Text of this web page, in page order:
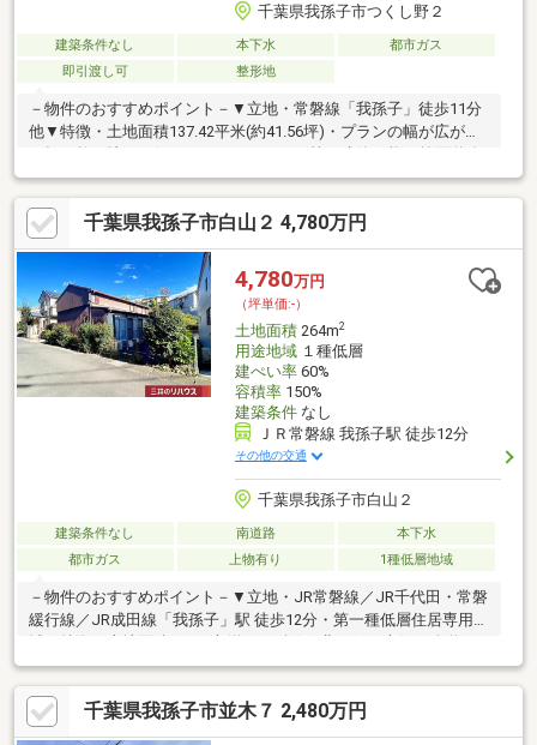
千葉県我孫子市つくし野２
建築条件なし 本下水
都市ガス
即引渡し可
整形地
－物件のおすすめポイント－▼立地・常磐線「我孫子」徒歩11分
他▼特徴・土地面積137.42平米(約41.56坪)・プランの幅が広がる
は南西側幅員約5.0mの公道・間口が約11.9mと広く、複数台分の
駐車スペースを検討可能▼周辺環境・イトーヨーカドー我孫子店
徒歩4分(約250m)・我孫子市立根戸小学校 徒歩9分(約690m)※小・
中学校の距離は通学路を利用した距離と異なる場合があります■
ご希望の住まい探しをお手伝いします ━━━━━・・・物件の詳
細・ご相談はお気軽にお問い合わせください。
千葉県我孫子市白山２ 4,780万円
4,780万円
（坪単価:-）
土地面積264m2
用途地域１種低層
建ぺい率60%
容積率150%
建築条件なし
ＪＲ常磐線 我孫子駅 徒歩12分
その他の交通
千葉県我孫子市白山２
建築条件なし 南道路
本下水
都市ガス
上物有り 1種低層地域
－物件のおすすめポイント－▼立地・JR常磐線／JR千代田・常磐
緩行線／JR成田線「我孫子」駅 徒歩12分・第一種低層住居専用地
面した敷地・建築条件付宅地販売ではないため、お好きな建築会
社を選択可能▼周辺環境・我孫子市立我孫子第四小学校 徒歩8分
(約630m)・我孫子市立白山中学校 徒歩6分(約440m)・根戸古墳公
園 徒歩4分(約300m)※農地法第5条の届出を要します。
千葉県我孫子市並木７ 2,480万円